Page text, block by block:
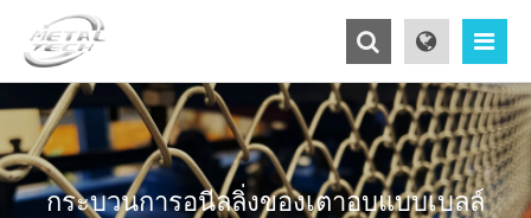
กระบวนการอนีลลิ่งของเตาอบแบบเบลล์